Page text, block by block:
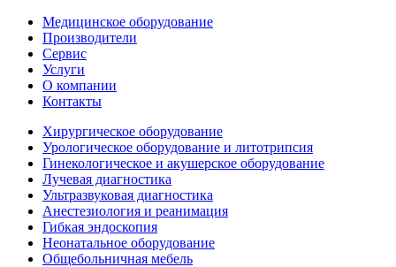
Медицинское оборудование
Производители
Сервис
Услуги
О компании
Контакты
Хирургическое оборудование
Урологическое оборудование и литотрипсия
Гинекологическое и акушерское оборудование
Лучевая диагностика
Ультразвуковая диагностика
Анестезиология и реанимация
Гибкая эндоскопия
Неонатальное оборудование
Общебольничная мебель